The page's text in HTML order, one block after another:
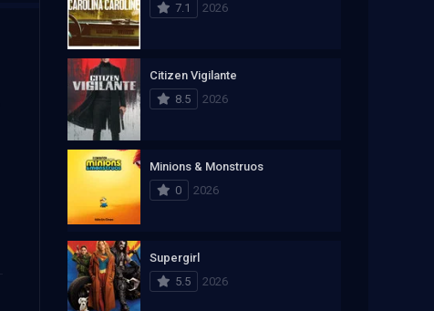
7.1
2026
Citizen Vigilante
8.5
2026
Minions & Monstruos
0
2026
Supergirl
5.5
2026